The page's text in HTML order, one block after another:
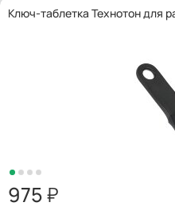
Ключ-таблетка Технотон для
975